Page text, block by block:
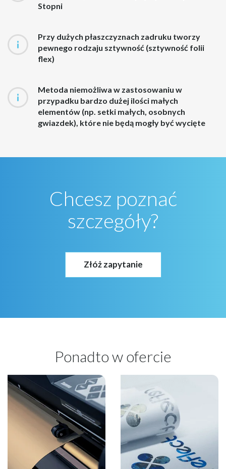
Stopni
Przy dużych płaszczyznach zadruku tworzy
pewnego rodzaju sztywność (sztywność folii
flex)
Metoda niemożliwa w zastosowaniu w
przypadku bardzo dużej ilości małych
elementów (np. setki małych, osobnych
gwiazdek), które nie będą mogły być wycięte
Chcesz poznać
szczegóły?
Złóż zapytanie
Ponadto w ofercie